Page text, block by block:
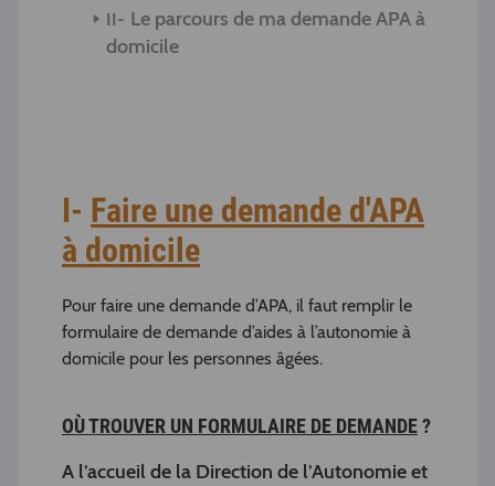
Le parcours de ma demande APA à
domicile
I- Faire une demande d'APA
à domicile
Pour faire une demande d’APA, il faut remplir le
formulaire de demande d’aides à l’autonomie à
domicile pour les personnes âgées.
OÙ TROUVER UN FORMULAIRE DE DEMANDE?
A l’accueil de la Direction de l’Autonomie et